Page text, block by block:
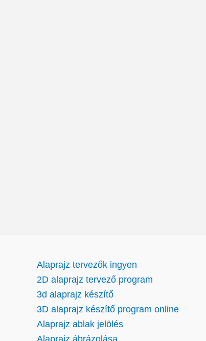
Alaprajz tervezők ingyen
2D alaprajz tervező program
3d alaprajz készítő
3D alaprajz készítő program online
Alaprajz ablak jelölés
Alaprajz ábrázolása